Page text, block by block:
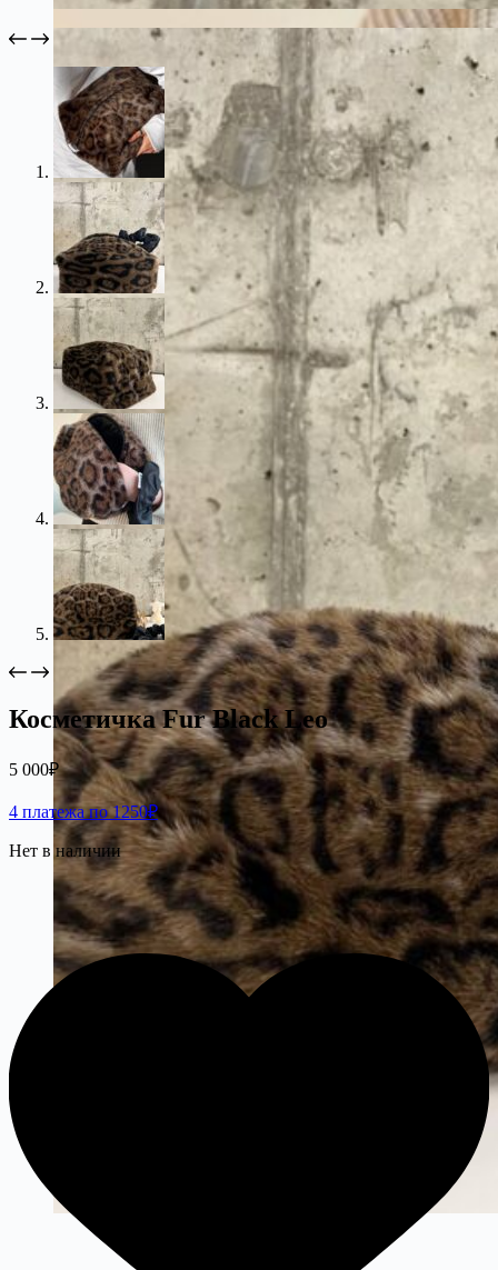
Косметичка Fur Black Leo
5 000₽
4 платежа по 1250₽
Нет в наличии